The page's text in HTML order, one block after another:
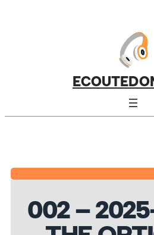
002 –